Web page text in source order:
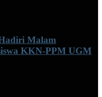
Malam
KKN-PPM UGM